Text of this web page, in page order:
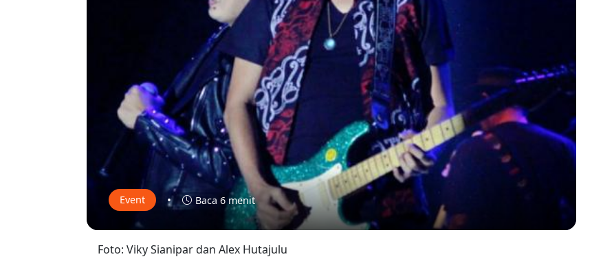
Event • Baca 6 menit
Foto: Viky Sianipar dan Alex Hutajulu